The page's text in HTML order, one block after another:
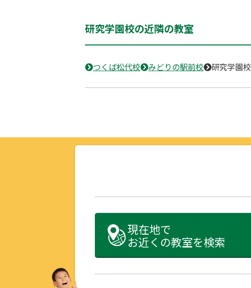
研究学園校の近隣の教室
つくば松代校 みどりの駅前校 研究学園校
現在地で
お近くの教室を検索